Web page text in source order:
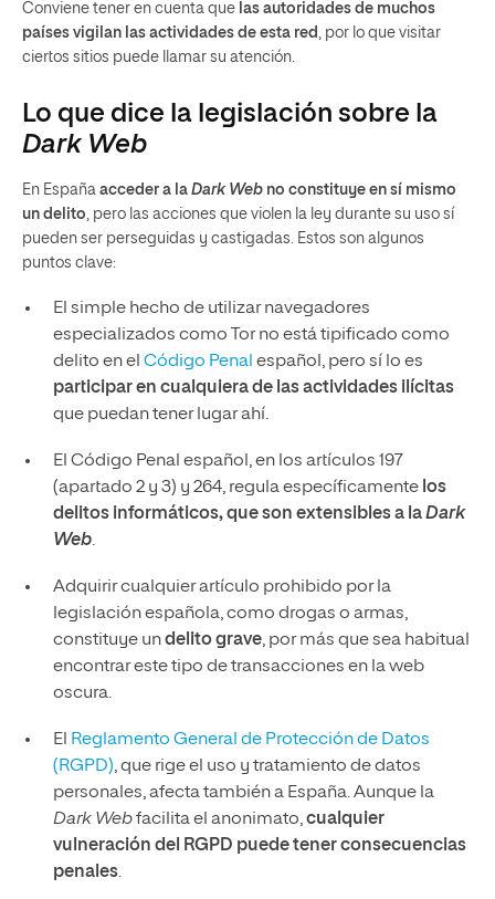
Conviene tener en cuenta que las autoridades de muchos
países vigilan las actividades de esta red, por lo que visitar
ciertos sitios puede llamar su atención.
Lo que dice la legislación sobre la
Dark Web
En España acceder a la Dark Web no constituye en sí mismo
un delito, pero las acciones que violen la ley durante su uso sí
pueden ser perseguidas y castigadas. Estos son algunos
puntos clave:
El simple hecho de utilizar navegadores
especializados como Tor no está tipificado como
delito en el Código Penal español, pero sí lo es
participar en cualquiera de las actividades ilícitas
que puedan tener lugar ahí.
El Código Penal español, en los artículos 197
(apartado 2 y 3) y 264, regula específicamentelos
delitos informáticos, que son extensibles a laDark
Web.
Adquirir cualquier artículo prohibido por la
legislación española, como drogas o armas,
constituye undelito grave, por más que sea habitual
encontrar este tipo de transacciones en la web
oscura.
El Reglamento General de Protección de Datos
(RGPD), que rige el uso y tratamiento de datos
personales, afecta también a España. Aunque la
Dark Webfacilita el anonimato,cualquier
vulneración del RGPD puede tener consecuencias
penales.